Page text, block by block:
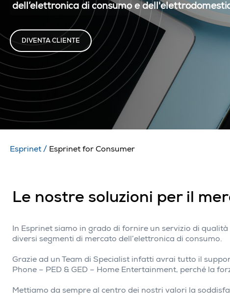
dell’elettronica di consumo e
DIVENTA CLIENTE
Esprinet / Esprinet for Consumer
Le nostre soluzioni per il
In Esprinet siamo in grado di fornire un servizio di
diversi segmenti di mercato dell’elettronica di consumo.
Grazie ad un Team di Specialist infatti avrai tutto il
Phone – PED & GED – Home Entertainment, perché la
Mettiamo da sempre al centro dei nostri valori la